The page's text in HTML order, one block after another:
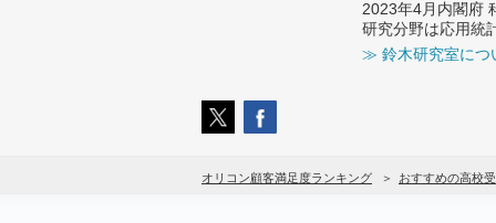
2023年4月内閣府
研究分野は応用統
≫ 鈴木研究室につ
オリコン顧客満足度ランキング おすすめの高校